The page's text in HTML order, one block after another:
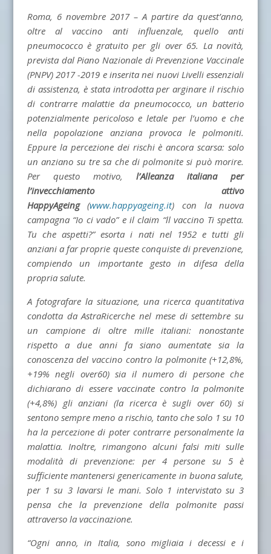
Roma, 6 novembre 2017 – A partire da quest’anno,
oltre al vaccino anti influenzale, quello anti
pneumococco è gratuito per gli over 65. La novità,
prevista dal Piano Nazionale di Prevenzione Vaccinale
(PNPV) 2017 -2019 e inserita nei nuovi Livelli essenziali
di assistenza, è stata introdotta per arginare il rischio
di contrarre malattie da pneumococco, un batterio
potenzialmente pericoloso e letale per l’uomo e che
nella popolazione anziana provoca le polmoniti.
Eppure la percezione dei rischi è ancora scarsa: solo
un anziano su tre sa che di polmonite si può morire.
Per questo motivo,l’Alleanza italiana per
l’invecchiamento attivo
HappyAgeing(www.happyageing.it) con la nuova
campagna “Io ci vado” e il claim “ll vaccino Ti spetta.
Tu che aspetti?” esorta i nati nel 1952 e tutti gli
anziani a far proprie queste conquiste di prevenzione,
compiendo un importante gesto in difesa della
propria salute.
A fotografare la situazione, una ricerca quantitativa
condotta da AstraRicerche nel mese di settembre su
un campione di oltre mille italiani: nonostante
rispetto a due anni fa siano aumentate sia la
conoscenza del vaccino contro la polmonite (+12,8%,
+19% negli over60) sia il numero di persone che
dichiarano di essere vaccinate contro la polmonite
(+4,8%) gli anziani (la ricerca è sugli over 60) si
sentono sempre meno a rischio, tanto che solo 1 su 10
ha la percezione di poter contrarre personalmente la
malattia. Inoltre, rimangono alcuni falsi miti sulle
modalità di prevenzione: per 4 persone su 5 è
sufficiente mantenersi genericamente in buona salute,
per 1 su 3 lavarsi le mani. Solo 1 intervistato su 3
pensa che la prevenzione della polmonite passi
attraverso la vaccinazione.
“Ogni anno, in Italia, sono migliaia i decessi e i